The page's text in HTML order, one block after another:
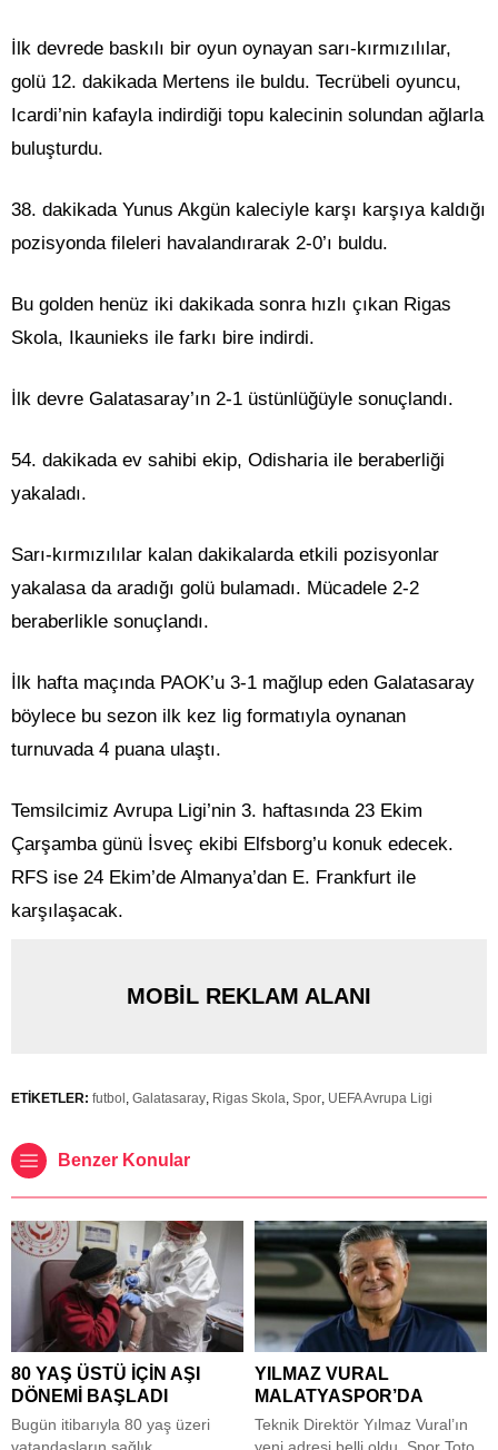
İlk devrede baskılı bir oyun oynayan sarı-kırmızılılar,
golü 12. dakikada Mertens ile buldu. Tecrübeli oyuncu,
Icardi’nin kafayla indirdiği topu kalecinin solundan ağlarla
buluşturdu.
38. dakikada Yunus Akgün kaleciyle karşı karşıya kaldığı
pozisyonda fileleri havalandırarak 2-0’ı buldu.
Bu golden henüz iki dakikada sonra hızlı çıkan Rigas
Skola, Ikaunieks ile farkı bire indirdi.
İlk devre Galatasaray’ın 2-1 üstünlüğüyle sonuçlandı.
54. dakikada ev sahibi ekip, Odisharia ile beraberliği
yakaladı.
Sarı-kırmızılılar kalan dakikalarda etkili pozisyonlar
yakalasa da aradığı golü bulamadı. Mücadele 2-2
beraberlikle sonuçlandı.
İlk hafta maçında PAOK’u 3-1 mağlup eden Galatasaray
böylece bu sezon ilk kez lig formatıyla oynanan
turnuvada 4 puana ulaştı.
Temsilcimiz Avrupa Ligi’nin 3. haftasında 23 Ekim
Çarşamba günü İsveç ekibi Elfsborg’u konuk edecek.
RFS ise 24 Ekim’de Almanya’dan E. Frankfurt ile
karşılaşacak.
MOBİL REKLAM ALANI
ETİKETLER: futbol , Galatasaray, Rigas Skola, Spor, UEFA Avrupa Ligi
Benzer Konular
80 YAŞ ÜSTÜ İÇİN AŞI
DÖNEMİ BAŞLADI
Bugün itibarıyla 80 yaş üzeri
vatandaşların sağlık
YILMAZ VURAL
MALATYASPOR’DA
Teknik Direktör Yılmaz Vural’ın
yeni adresi belli oldu. Spor Toto